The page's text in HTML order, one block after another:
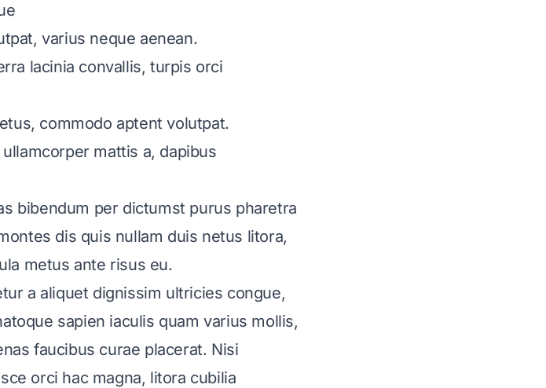
varius neque aenean.
lacinia convallis, turpis orci
commodo aptent volutpat.
mattis a, dapibus
bibendum per dictumst purus pharetra
dis quis nullam duis netus litora,
metus ante risus eu.
a aliquet dignissim ultricies congue,
sapien iaculis quam varius mollis,
faucibus curae placerat. Nisi
orci hac magna, litora cubilia